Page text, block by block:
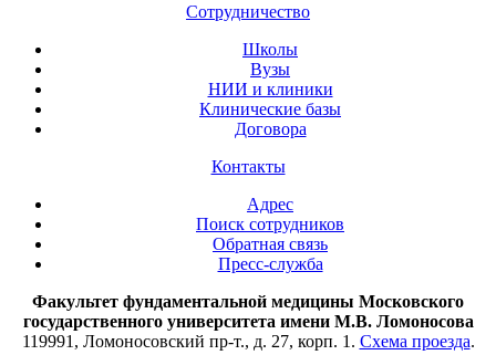
Сотрудничество
Школы
Вузы
НИИ и клиники
Клинические базы
Договора
Контакты
Адрес
Поиск сотрудников
Обратная связь
Пресс-служба
Факультет фундаментальной медицины Московского
государственного университета имени М.В. Ломоносова
119991, Ломоносовский пр-т., д. 27, корп. 1. Схема проезда.